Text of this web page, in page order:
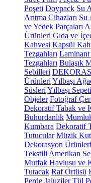
Poşeti Doypack Su
Arıtma Cihazları Su
ve Yedek Parçaları
Ürünleri Gıda ve
Kahvesi Kapsül
Tezgahları Laminant
Tezgahları Bulaşık
Sebilleri
Ürünleri Yılbaşı
Süsleri Yılbaşı Sepeti
Objeler Fotoğraf
Dekoratif Tabak ve
Buhurdanlık
Kumbara Dekoratif
Tutucular Müzik
Dekorasyon Ürünleri
Tekstili Amerikan
Mutfak Havlusu ve
Tutacak Raf Örtüsü
Perde Jaluziler Tül